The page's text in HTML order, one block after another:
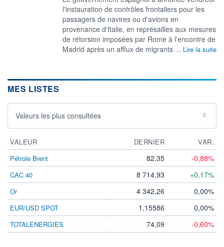
l'instauration de contrôles frontaliers pour les
passagers ​de navires ou d'avions en ​
provenance d'Italie, en ⁠représailles aux mesures
de ‌rétorsion imposées par Rome à l'encontre de
​Madrid ‌après un afflux de ⁠migrants ... Lire la suite
MES LISTES
Valeurs les plus consultées
VALEUR DERNIER
VAR.
Pétrole Brent
82,35 -0,88%
CAC 40 8 714,93 +0,17%
Or 4 342,26 0,00%
EUR/USD SPOT 1,15586 0,00%
TOTALENERGIES 74,09 -0,60%